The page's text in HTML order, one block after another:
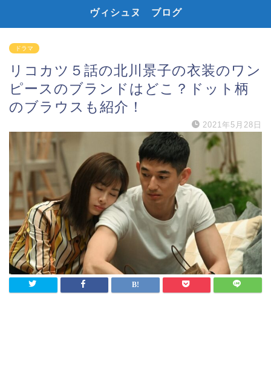
ヴィシュヌ ブログ
ドラマ
リコカツ５話の北川景子の衣装のワン
ピースのブランドはどこ？ドット柄
のブラウスも紹介！
2021年5月28日